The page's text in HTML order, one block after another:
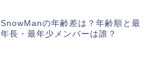
SnowManの年齢差は？年齢順と最
年長・最年少メンバーは誰？